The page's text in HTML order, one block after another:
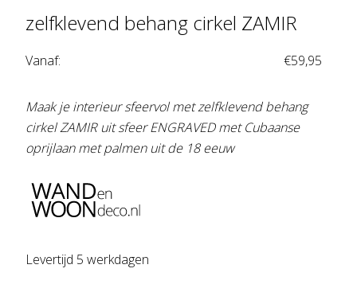
zelfklevend behang cirkel ZAMIR
Vanaf: €59,95
Maak je interieur sfeervol met zelfklevend behang
cirkel ZAMIR uit sfeer ENGRAVED met Cubaanse
oprijlaan met palmen uit de 18 eeuw
Levertijd 5 werkdagen